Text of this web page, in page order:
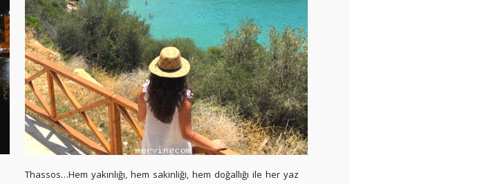
Thassos…Hem yakınlığı, hem sakinliği, hem doğallığı ile her yaz